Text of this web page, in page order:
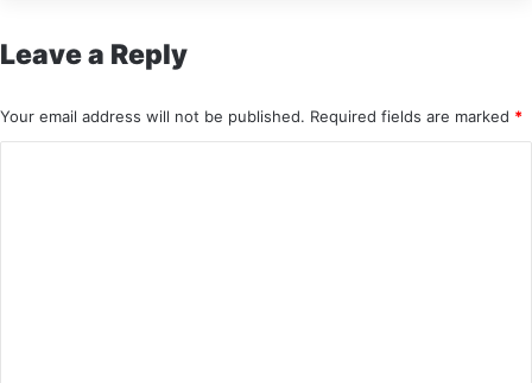
Leave a Reply
Your email address will not be published. Required fields are marked *